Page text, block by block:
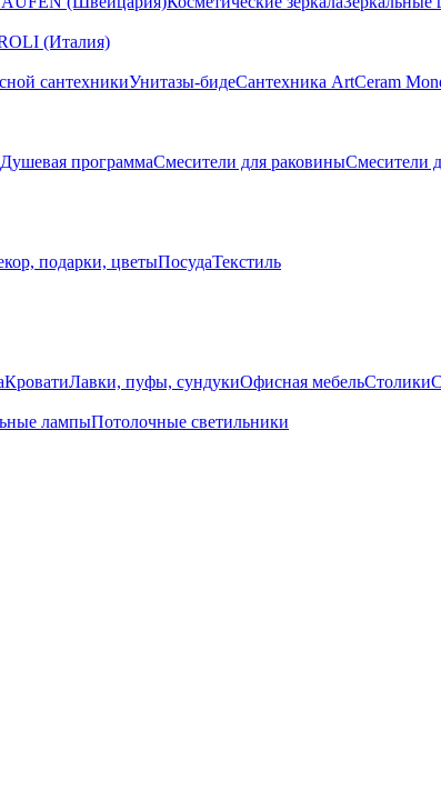
(Италия)
сантехникиУнитазы-бидеСантехника ArtCeram
Душевая программаСмесители для раковиныСмесители
подарки, цветыПосудаТекстиль
КроватиЛавки, пуфы, сундукиОфисная мебельСтолики
лампыПотолочные светильники